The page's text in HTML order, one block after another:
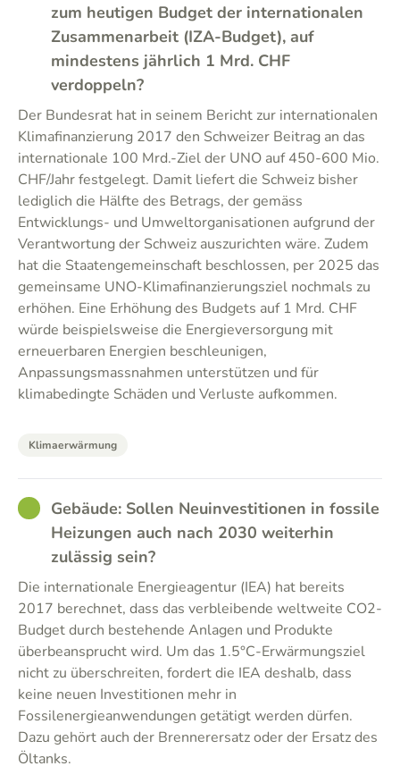
zum heutigen Budget der internationalen
Zusammenarbeit (IZA-Budget), auf
mindestens jährlich 1 Mrd. CHF
verdoppeln?
Der Bundesrat hat in seinem Bericht zur internationalen
Klimafinanzierung 2017 den Schweizer Beitrag an das
internationale 100 Mrd.-Ziel der UNO auf 450-600 Mio.
CHF/Jahr festgelegt. Damit liefert die Schweiz bisher
lediglich die Hälfte des Betrags, der gemäss
Entwicklungs- und Umweltorganisationen aufgrund der
Verantwortung der Schweiz auszurichten wäre. Zudem
hat die Staatengemeinschaft beschlossen, per 2025 das
gemeinsame UNO-Klimafinanzierungsziel nochmals zu
erhöhen. Eine Erhöhung des Budgets auf 1 Mrd. CHF
würde beispielsweise die Energieversorgung mit
erneuerbaren Energien beschleunigen,
Anpassungsmassnahmen unterstützen und für
klimabedingte Schäden und Verluste aufkommen.
Klimaerwärmung
GOODGebäude: Sollen Neuinvestitionen in fossile
Heizungen auch nach 2030 weiterhin
zulässig sein?
Die internationale Energieagentur (IEA) hat bereits
2017 berechnet, dass das verbleibende weltweite CO2-
Budget durch bestehende Anlagen und Produkte
überbeansprucht wird. Um das 1.5°C-Erwärmungsziel
nicht zu überschreiten, fordert die IEA deshalb, dass
keine neuen Investitionen mehr in
Fossilenergieanwendungen getätigt werden dürfen.
Dazu gehört auch der Brennerersatz oder der Ersatz des
Öltanks.